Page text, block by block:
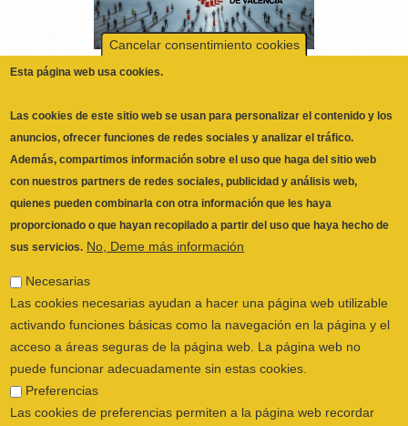
FISIOTERAPEUTAS DE LA COMUNIDAD
VALENCIANA© 2026
CALLE SAN VICENTE Nº 61,2º-2ª. CÓDIGO
POSTAL 46002 VALENCIA, ESPAÑA
POLÍTICA PRIVACIDAD
POLÍTICA DE COOKIES |CANAL DEL
Las cookies de este sitio web se usan para personalizar el contenido y los
anuncios, ofrecer funciones de redes sociales y analizar el tráfico.
Además, compartimos información sobre el uso que haga del sitio web
quienes pueden combinarla con otra información que les haya
proporcionado o que hayan recopilado a partir del uso que haya hecho de
sus servicios. No, Deme más información
Necesarias
Las cookies necesarias ayudan a hacer una página web utilizable
activando funciones básicas como la navegación en la página y el
puede funcionar adecuadamente sin estas cookies.
Preferencias
Las cookies de preferencias permiten a la página web recordar
información que cambia la forma en que la página se comporta o
el aspecto que tiene, como su idioma preferido o la región en la
que usted se encuentra.
Estadística